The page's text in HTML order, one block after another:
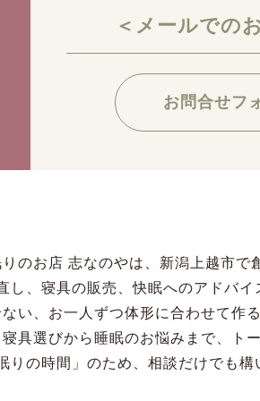
＜メールでの
お問合せフ
のお店 志なのやは、新潟上越市で
し、寝具の販売、快眠へのアドバ
い、お一人ずつ体形に合わせて作
寝具選びから睡眠のお悩みまで、ト
りの時間」のため、相談だけでも